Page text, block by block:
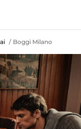
/ Boggi Milano